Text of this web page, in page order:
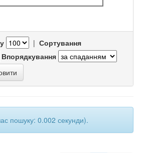
| Сортування
Впорядкування
пошуку: 0.002 секунди).